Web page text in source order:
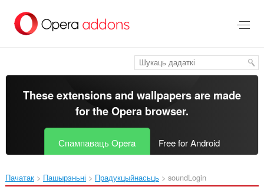
асноўнага
These extensions and wallpapers are made
for theOpera browser.
Спампаваць Opera Free for Android
Пачатак Пашырэньні Прадукцыйнасьць soundLogin‎